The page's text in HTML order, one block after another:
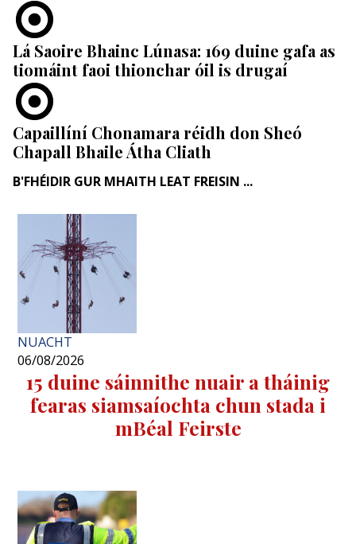
Lá Saoire Bhainc Lúnasa: 169 duine gafa as
tiomáint faoi thionchar óil is drugaí
Capaillíní Chonamara réidh don Sheó
Chapall Bhaile Átha Cliath
B'FHÉIDIR GUR MHAITH LEAT FREISIN ...
NUACHT
06/08/2026
15 duine sáinnithe nuair a tháinig
fearas siamsaíochta chun stada i
mBéal Feirste